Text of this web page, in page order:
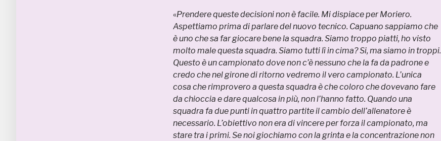
«Prendere queste decisioni non è facile. Mi dispiace per Moriero.
Aspettiamo prima di parlare del nuovo tecnico. Capuano sappiamo che
è uno che sa far giocare bene la squadra. Siamo troppo piatti, ho visto
molto male questa squadra. Siamo tutti lì in cima? Si, ma siamo in troppi.
Questo è un campionato dove non c’è nessuno che la fa da padrone e
credo che nel girone di ritorno vedremo il vero campionato. L’unica
cosa che rimprovero a questa squadra è che coloro che dovevano fare
da chioccia e dare qualcosa in più, non l’hanno fatto. Quando una
squadra fa due punti in quattro partite il cambio dell’allenatore è
necessario. L’obiettivo non era di vincere per forza il campionato, ma
stare tra i primi. Se noi giochiamo con la grinta e la concentrazione non